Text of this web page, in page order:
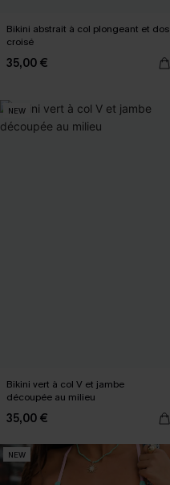
Bikini abstrait à col plongeant et dos
croisé
35,00 €
NEW
Bikini vert à col V et jambe
découpée au milieu
35,00 €
NEW